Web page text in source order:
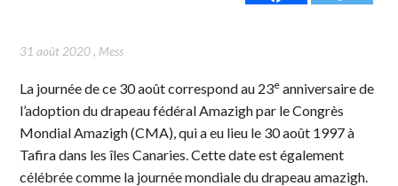
31 août 2020, Mess
La journée de ce 30 août correspond au 23e anniversaire de
l’adoption du drapeau fédéral Amazigh par le Congrès
Mondial Amazigh (CMA), qui a eu lieu le 30 août 1997 à
Tafira dans les îles Canaries. Cette date est également
célébrée comme la journée mondiale du drapeau amazigh.